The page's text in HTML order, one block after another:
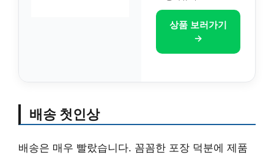
상품 보러가기
→
배송 첫인상
배송은 매우 빨랐습니다. 꼼꼼한 포장 덕분에 제품